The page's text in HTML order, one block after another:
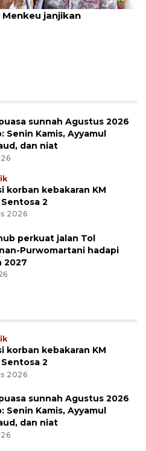
Menkeu janjikan
sunnah Agustus 2026
Senin Kamis, Ayyamul
dan niat
korban kebakaran KM
2
2026
perkuat jalan Tol
Purwomartani hadapi
2027
korban kebakaran KM
2
2026
sunnah Agustus 2026
Senin Kamis, Ayyamul
dan niat